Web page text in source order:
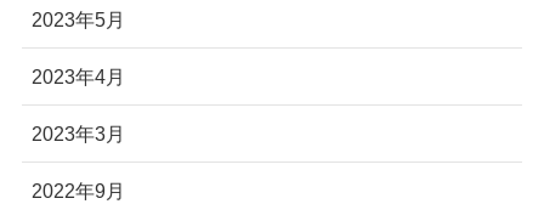
2023年5月
2023年4月
2023年3月
2022年9月